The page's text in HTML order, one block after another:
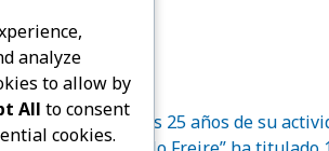
En los 25 años de su
analyze
to allow by
All to consent
cookies.